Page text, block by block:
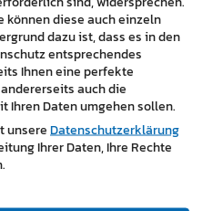
Taxi Loibl demonstriert
Markenpräsenz und
Die
Kunden nun eine
die sowohl
können diese auch einzeln
dazu ist, dass es in den
entsprechendes
Ihnen eine perfekte
auch die
Ihren Daten umgehen sollen.
unsereDatenschutzerklärung
Ihrer Daten, Ihre Rechte